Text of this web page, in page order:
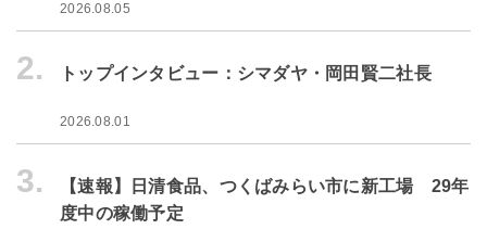
2026.08.05
2. トップインタビュー：シマダヤ・岡田賢二社長
2026.08.01
3.
【速報】日清食品、つくばみらい市に新工場 29年
度中の稼働予定